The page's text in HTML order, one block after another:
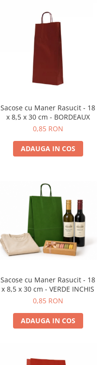
Sacose cu Maner Rasucit - 18
x 8,5 x 30 cm - BORDEAUX
0,85 RON
ADAUGA IN COS
Sacose cu Maner Rasucit - 18
x 8,5 x 30 cm - VERDE INCHIS
0,85 RON
ADAUGA IN COS